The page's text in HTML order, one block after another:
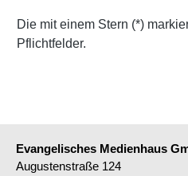
Die mit einem Stern (*)
Pflichtfelder.
Evangelisches Medienhaus
Augustenstraße 124